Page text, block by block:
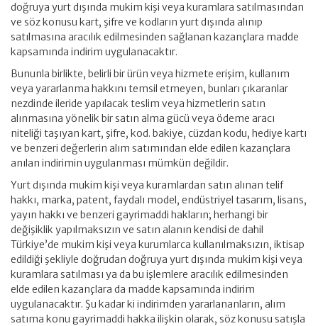
doğruya yurt dışında mukim kişi veya kuramlara satılmasından
ve söz konusu kart, şifre ve kodların yurt dışında alınıp
satılmasına aracılık edilmesinden sağlanan kazançlara madde
kapsamında indirim uygulanacaktır.
Bununla birlikte, belirli bir ürün veya hizmete erişim, kullanım
veya yararlanma hakkını temsil etmeyen, bunları çıkaranlar
nezdinde ileride yapılacak teslim veya hizmetlerin satın
alınmasına yönelik bir satın alma gücü veya ödeme aracı
niteliği taşıyan kart, şifre, kod. bakiye, cüzdan kodu, hediye kartı
ve benzeri değerlerin alım satımından elde edilen kazançlara
anılan indirimin uygulanması mümkün değildir.
Yurt dışında mukim kişi veya kuramlardan satın alınan telif
hakkı, marka, patent, faydalı model, endüstriyel tasarım, lisans,
yayın hakkı ve benzeri gayrimaddi hakların; herhangi bir
değişiklik yapılmaksızın ve satın alanın kendisi de dahil
Türkiye’de mukim kişi veya kurumlarca kullanılmaksızın, iktisap
edildiği şekliyle doğrudan doğruya yurt dışında mukim kişi veya
kuramlara satılması ya da bu işlemlere aracılık edilmesinden
elde edilen kazançlara da madde kapsamında indirim
uygulanacaktır. Şu kadar ki indirimden yararlananların, alım
satıma konu gayrimaddi hakka ilişkin olarak, söz konusu satışla